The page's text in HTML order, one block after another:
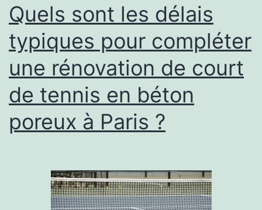
terrain
de
tennis
en
?
Quels sont les délais
typiques pour compléter
une rénovation de court
de tennis en béton
poreux à Paris ?